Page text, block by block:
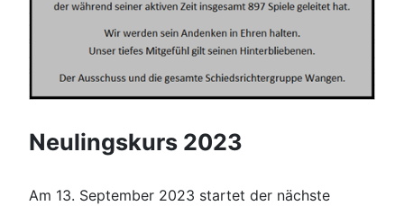
Neulingskurs 2023
Am 13. September 2023 startet der nächste